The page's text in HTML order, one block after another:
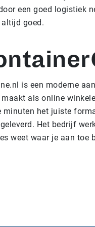
een goed logistiek
goed.
is een moderne
als online
minuten het juiste
Het bedrijf
weet waar je aan toe